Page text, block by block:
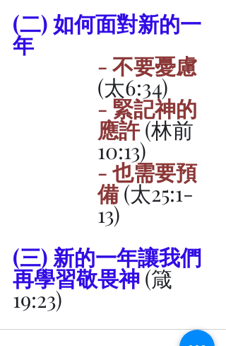
(二) 如何面對新的一
年
- 不要憂慮
(太6:34)
- 緊記神的
應許 (林前
10:13)
- 也需要預
備(太25:1-
13)
(三) 新的一年讓我們
再學習敬畏神 (箴
19:23)